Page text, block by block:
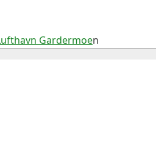
Gardermoen